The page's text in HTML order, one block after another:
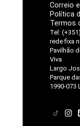
Correio
Política
Termos
Tel:
rede fixa
Pavilhão
Viva
Largo
Parque
1990-073